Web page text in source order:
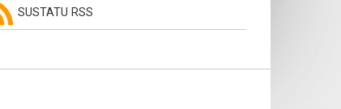
SUSTATU RSS